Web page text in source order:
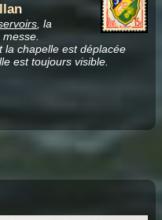
, la
la chapelle est déplacée
est toujours visible.